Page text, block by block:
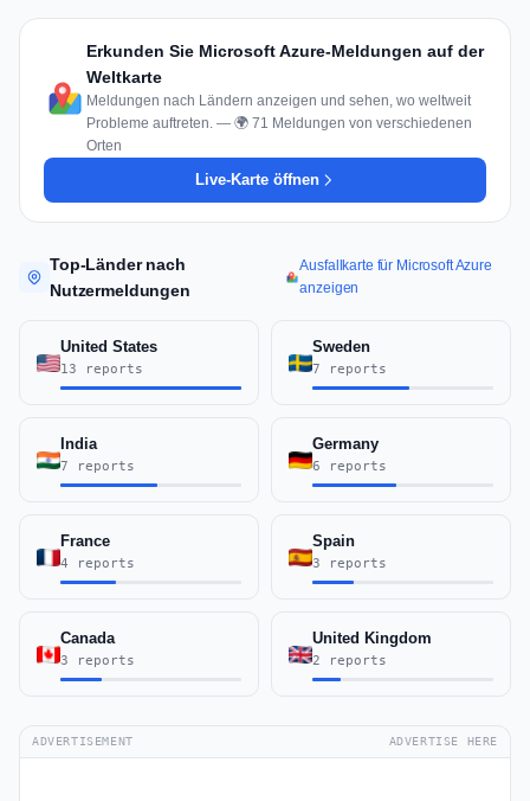
Erkunden Sie Microsoft Azure-Meldungen auf der
Weltkarte
Meldungen nach Ländern anzeigen und sehen, wo weltweit
Probleme auftreten. — 🌍 71 Meldungen von verschiedenen
Orten
Live-Karte öffnen
Top-Länder nach
Nutzermeldungen
Ausfallkarte für Microsoft Azure
anzeigen
United States
13 reports
Sweden
7 reports
India
7 reports
Germany
6 reports
France
4 reports
Spain
3 reports
Canada
3 reports
United Kingdom
2 reports
ADVERTISEMENT ADVERTISE HERE